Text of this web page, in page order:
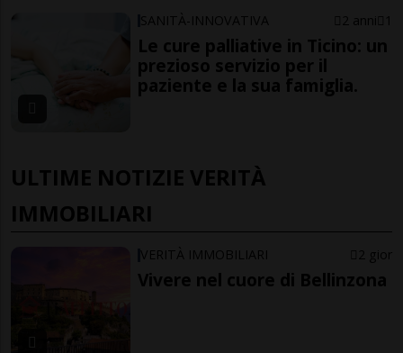
SANITÀ-INNOVATIVA 2 anni 1
Le cure palliative in Ticino: un
prezioso servizio per il
paziente e la sua famiglia.
ULTIME NOTIZIE VERITÀ
IMMOBILIARI
VERITÀ IMMOBILIARI 2 gior
Vivere nel cuore di Bellinzona